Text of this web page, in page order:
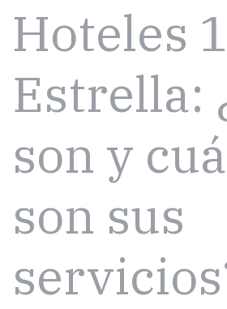
Hoteles 1
Estrella:
son y
son sus